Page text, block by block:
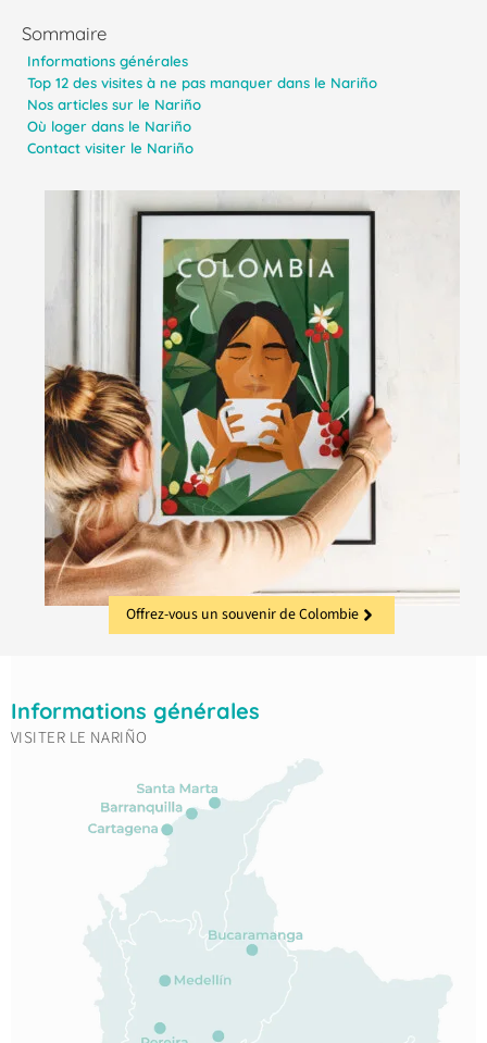
Sommaire
Informations générales
Top 12 des visites à ne pas manquer dans le Nariño
Nos articles sur le Nariño
Où loger dans le Nariño
Contact visiter le Nariño
Offrez-vous un souvenir de Colombie
Informations générales
VISITER LE NARIÑO